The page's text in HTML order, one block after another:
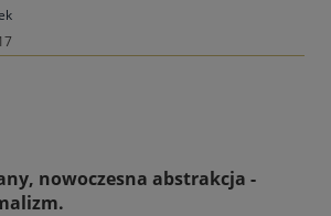
nowoczesna abstrakcja -